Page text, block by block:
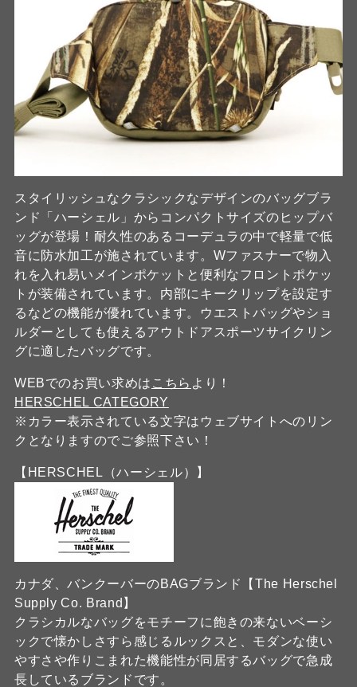
スタイリッシュなクラシックなデザインのバッグブラ
ンド「ハーシェル」からコンパクトサイズのヒップバ
ッグが登場！耐久性のあるコーデュラの中で軽量で低
音に防水加工が施されています。Wファスナーで物入
れを入れ易いメインポケットと便利なフロントポケッ
トが装備されています。内部にキークリップを設定す
るなどの機能が優れています。ウエストバッグやショ
ルダーとしても使えるアウトドアスポーツサイクリン
グに適したバッグです。
WEBでのお買い求めは こちら より！
HERSCHEL CATEGORY
※カラー表示されている文字はウェブサイトへのリン
クとなりますのでご参照下さい！
【HERSCHEL（ハーシェル）】
カナダ、バンクーバーのBAGブランド【The Herschel
Supply Co. Brand】
クラシカルなバッグをモチーフに飽きの来ないベーシ
ックで懐かしさすら感じるルックスと、モダンな使い
やすさや作りこまれた機能性が同居するバッグで急成
長しているブランドです。